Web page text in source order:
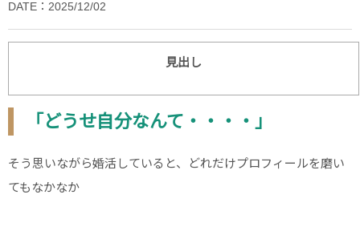
DATE：2025/12/02
見出し
「どうせ自分なんて・・・・」
そう思いながら婚活していると、どれだけプロフィールを磨い
てもなかなか